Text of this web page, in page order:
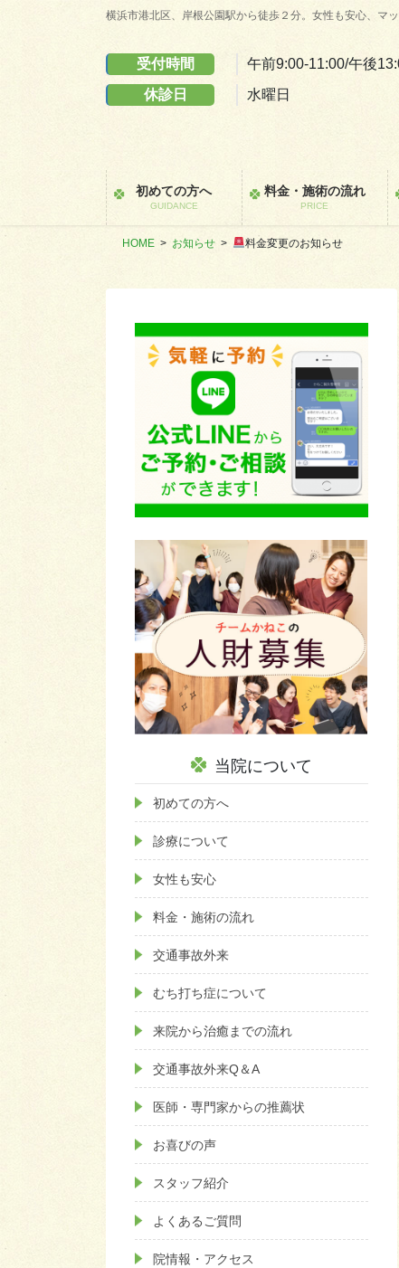
横浜市港北区、岸根公園駅から徒歩２分。女性も安心、マ
受付時間
午前9:00-11:00/午後
休診日
水曜日
初めての方へ
GUIDANCE
料金・施術の流れ
PRICE
HOME お知らせ 料金変更のお知らせ
当院について
初めての方へ
診療について
女性も安心
料金・施術の流れ
交通事故外来
むち打ち症について
来院から治癒までの流れ
交通事故外来Q＆A
医師・専門家からの推薦状
お喜びの声
スタッフ紹介
よくあるご質問
院情報・アクセス